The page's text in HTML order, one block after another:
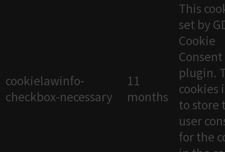
cookielawinfo-
checkbox-necessary
11
months
This
set by
Cookie
Consent
plugin.
cookies
to store
user
for the